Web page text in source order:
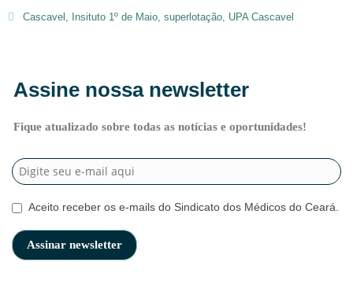
Cascavel , Insituto 1º de Maio, superlotação, UPA Cascavel
Assine nossa newsletter
Fique atualizado sobre todas as notícias e oportunidades!
Aceito receber os e-mails do Sindicato dos Médicos do Ceará.